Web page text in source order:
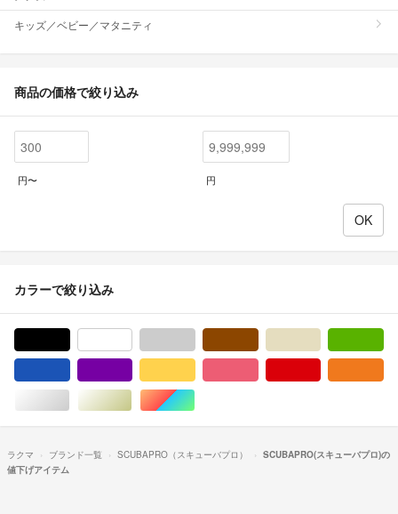
キッズ／ベビー／マタニティ
商品の価格で絞り込み
円〜 円
カラーで絞り込み
シルバー/銀色系ゴールド/金色系マルチカラー
ラクマ ブランド一覧 SCUBAPRO（スキューバプロ）
SCUBAPRO(スキューバプロ)の
値下げアイテム